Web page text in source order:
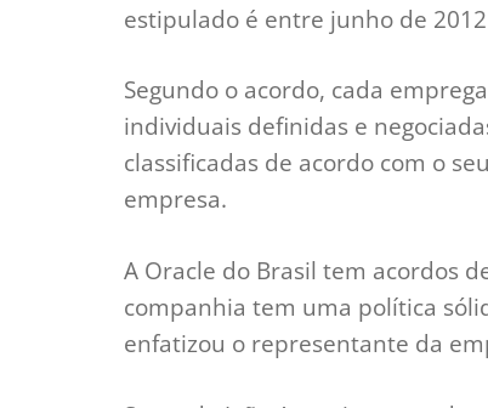
estipulado é entre junho de
Segundo o acordo, cada
individuais definidas e
classificadas de acordo com o
empresa.
A Oracle do Brasil tem acordos
companhia tem uma política
enfatizou o representante da